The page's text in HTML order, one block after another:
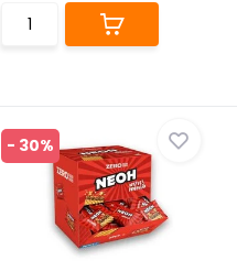
- 30%